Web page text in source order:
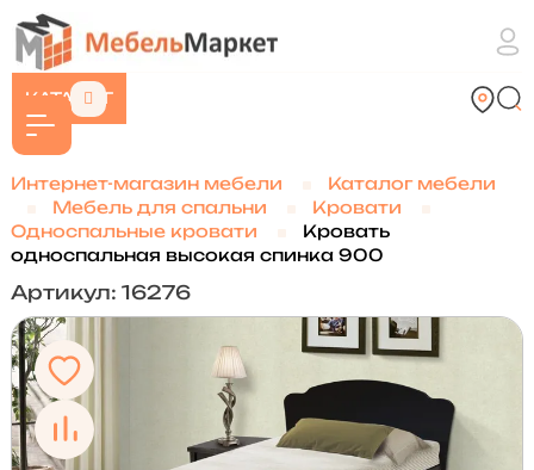
КАТАЛОГ
Интернет-магазин мебели
Каталог мебели
Мебель для спальни
Кровати
Односпальные кровати
Кровать
односпальная высокая спинка 900
Артикул: 16276